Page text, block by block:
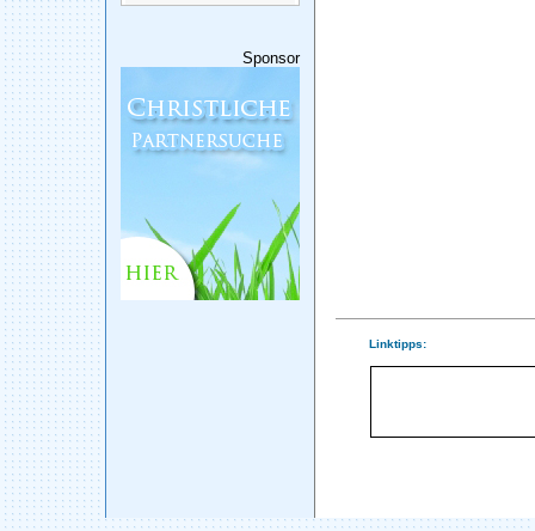
Sponsor
Linktipps: